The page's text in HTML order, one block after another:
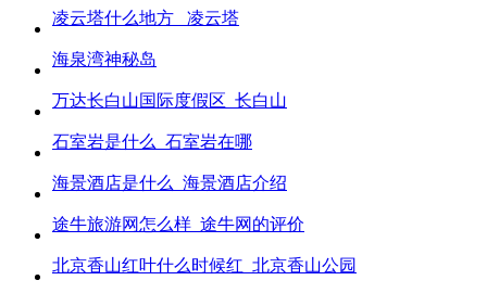
凌云塔什么地方_ 凌云塔
海泉湾神秘岛
万达长白山国际度假区_长白山
石室岩是什么_石室岩在哪
海景酒店是什么_海景酒店介绍
途牛旅游网怎么样_途牛网的评价
北京香山红叶什么时候红_北京香山公园